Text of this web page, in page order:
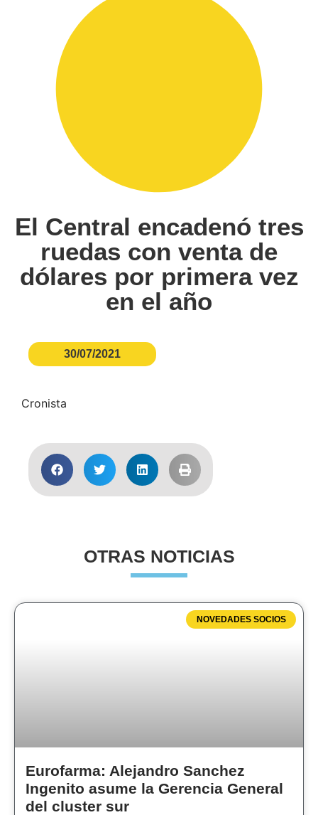
El Central encadenó tres
ruedas con venta de
dólares por primera vez
en el año
30/07/2021
Cronista
OTRAS NOTICIAS
NOVEDADES SOCIOS
Eurofarma: Alejandro Sanchez
Ingenito asume la Gerencia General
del cluster sur